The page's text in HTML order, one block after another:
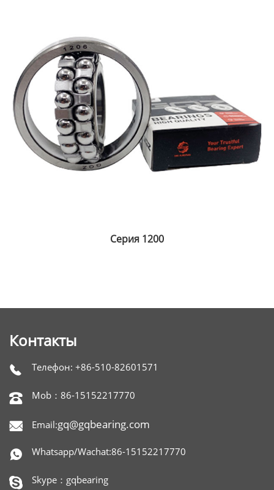
Серия 1200
Контакты
 Телефон: +86-510-82601571
 Mob：86-15152217770
 Email:gq@gqbearing.com
 Whatsapp/Wachat:86-15152217770
 Skype：gqbearing